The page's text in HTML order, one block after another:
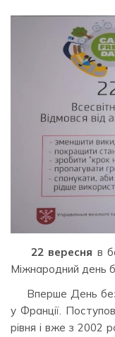
22 вересня в
Міжнародний день
Вперше День
у Франції.
рівня і вже з 2002